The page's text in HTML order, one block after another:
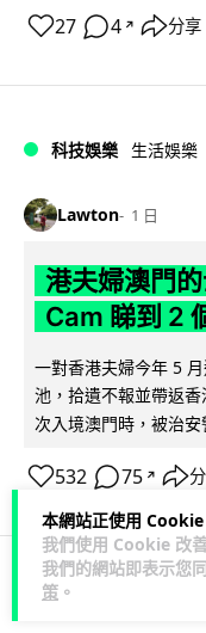
本網站正使用 Cookie
我們使用 Cookie 改
我們的網站即表示您
策 。
27 4 ↗ 分享
科技娛樂 生活娛樂
Lawton 1 日
港夫婦澳門
Cam 睇到 2
一對香港夫婦今年 5
池，拾遺不報並帶返
次入境澳門時，被治安
532 75 ↗
3C科技